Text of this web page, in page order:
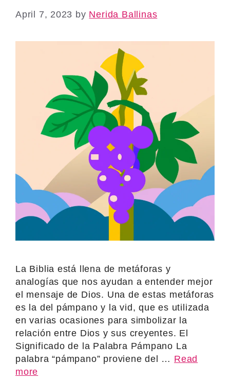
April 7, 2023 by Nerida Ballinas
La Biblia está llena de metáforas y
analogías que nos ayudan a entender mejor
el mensaje de Dios. Una de estas metáforas
es la del pámpano y la vid, que es utilizada
en varias ocasiones para simbolizar la
relación entre Dios y sus creyentes. El
Significado de la Palabra Pámpano La
palabra “pámpano” proviene del … Read
more